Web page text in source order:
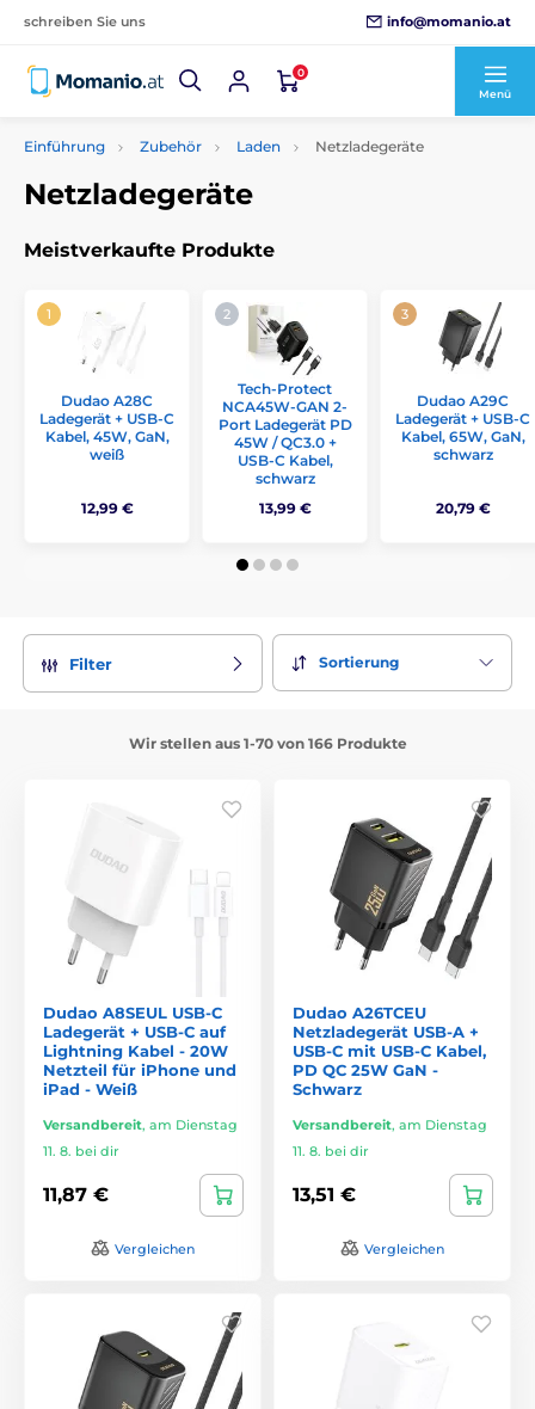
schreiben Sie uns info@momanio.at
0
Menü
Einführung Zubehör Laden Netzladegeräte
Netzladegeräte
Meistverkaufte Produkte
Dudao A28C
Ladegerät + USB-C
Kabel, 45W, GaN,
weiß
12,99 €
Tech-Protect
NCA45W-GAN 2-
Port Ladegerät PD
45W / QC3.0 +
USB-C Kabel,
schwarz
13,99 €
Dudao A29C
Ladegerät + USB-C
Kabel, 65W, GaN,
schwarz
20,79 €
Filter Sortierung
Wir stellen aus 1-70 von 166 Produkte
Dudao A8SEUL USB-C
Ladegerät + USB-C auf
Lightning Kabel - 20W
Netzteil für iPhone und
iPad - Weiß
Versandbereit, am Dienstag
11. 8. bei dir
11,87 €
Vergleichen
Dudao A26TCEU
Netzladegerät USB-A +
USB-C mit USB-C Kabel,
PD QC 25W GaN -
Schwarz
Versandbereit, am Dienstag
11. 8. bei dir
13,51 €
Vergleichen